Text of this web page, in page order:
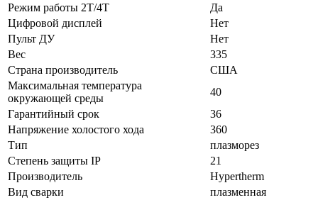
Режим работы 2Т/4Т
Да
Цифровой дисплей
Нет
Пульт ДУ
Нет
Вес
335
Страна производитель
США
Максимальная температура
окружающей среды
40
Гарантийный срок
36
Напряжение холостого хода
360
Тип
плазморез
Степень защиты IP
21
Производитель
Hypertherm
Вид сварки
плазменная